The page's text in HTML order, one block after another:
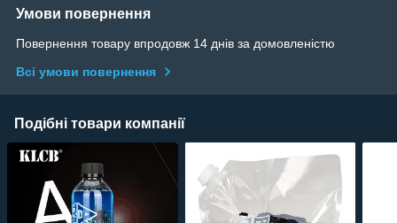
Умови повернення
Повернення товару впродовж 14 днів за домовленістю
Всі умови повернення
Подібні товари компанії